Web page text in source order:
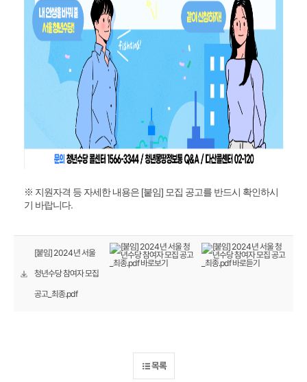
※ 지원자격 등 자세한 내용은 [붙임] 모집 공고를 반드시 확인하시
기 바랍니다.
[붙임] 2024년 서울
청년수당 참여자 모집
공고_최종.pdf
목록